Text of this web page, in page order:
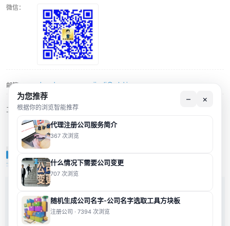
微信：
邮箱： zhucebu.pang.yewujingli@cdakj.cn
工作时间：周一至周五 8:30-17:00
缺票 食品经营许可
办公场地
杭州公司法人 会计师 账务问题 独资企业
杭州注册
简易注销
加盟店 个人所得税 工商注册
公司税金
工商范围
为您推荐
根据你的浏览智能推荐
– ×
代理注册公司服务简介
367 次浏览
什么情况下需要公司变更
707 次浏览
随机生成公司名字-公司名字选取工具方块板
注册公司 · 7394 次浏览